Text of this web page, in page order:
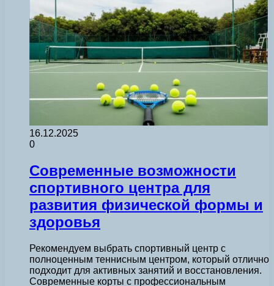
16.12.2025
0
Современные возможности
спортивного центра для
развития физической формы и
здоровья
Рекомендуем выбрать спортивный центр с
полноценным теннисным центром, который отлично
подходит для активных занятий и восстановления.
Современные корты с профессиональным